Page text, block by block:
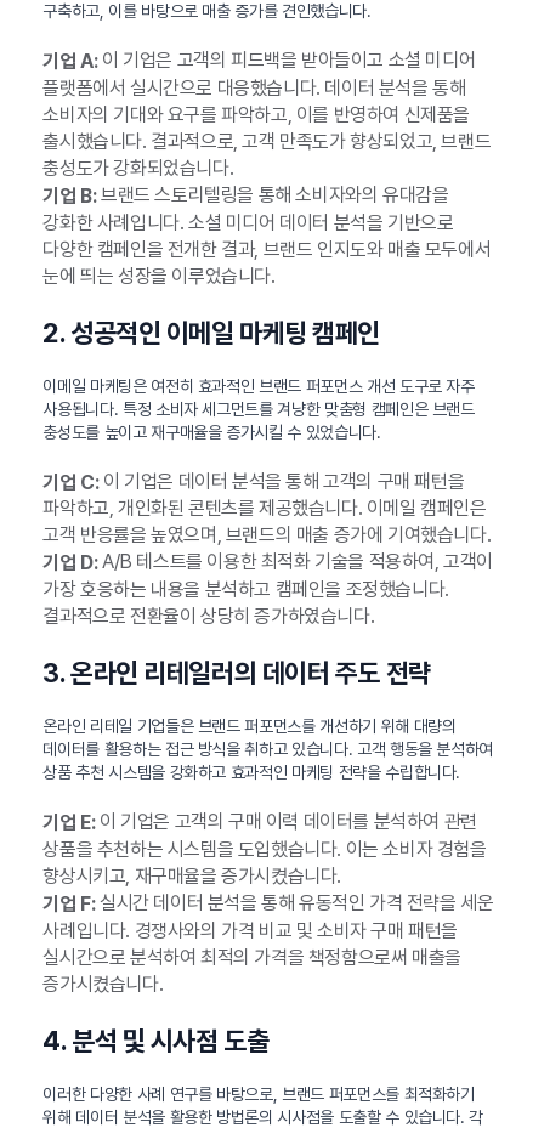
구축하고, 이를 바탕으로 매출 증가를 견인했습니다.
기업 A:이 기업은 고객의 피드백을 받아들이고 소셜 미디어
플랫폼에서 실시간으로 대응했습니다. 데이터 분석을 통해
소비자의 기대와 요구를 파악하고, 이를 반영하여 신제품을
출시했습니다. 결과적으로, 고객 만족도가 향상되었고, 브랜드
충성도가 강화되었습니다.
기업 B:브랜드 스토리텔링을 통해 소비자와의 유대감을
강화한 사례입니다. 소셜 미디어 데이터 분석을 기반으로
다양한 캠페인을 전개한 결과, 브랜드 인지도와 매출 모두에서
눈에 띄는 성장을 이루었습니다.
2. 성공적인 이메일 마케팅 캠페인
이메일 마케팅은 여전히 효과적인 브랜드 퍼포먼스 개선 도구로 자주
사용됩니다. 특정 소비자 세그먼트를 겨냥한 맞춤형 캠페인은 브랜드
충성도를 높이고 재구매율을 증가시킬 수 있었습니다.
기업 C:이 기업은 데이터 분석을 통해 고객의 구매 패턴을
파악하고, 개인화된 콘텐츠를 제공했습니다. 이메일 캠페인은
고객 반응률을 높였으며, 브랜드의 매출 증가에 기여했습니다.
기업 D:A/B 테스트를 이용한 최적화 기술을 적용하여, 고객이
가장 호응하는 내용을 분석하고 캠페인을 조정했습니다.
결과적으로 전환율이 상당히 증가하였습니다.
3. 온라인 리테일러의 데이터 주도 전략
온라인 리테일 기업들은 브랜드 퍼포먼스를 개선하기 위해 대량의
데이터를 활용하는 접근 방식을 취하고 있습니다. 고객 행동을 분석하여
상품 추천 시스템을 강화하고 효과적인 마케팅 전략을 수립합니다.
기업 E:이 기업은 고객의 구매 이력 데이터를 분석하여 관련
상품을 추천하는 시스템을 도입했습니다. 이는 소비자 경험을
향상시키고, 재구매율을 증가시켰습니다.
기업 F:실시간 데이터 분석을 통해 유동적인 가격 전략을 세운
사례입니다. 경쟁사와의 가격 비교 및 소비자 구매 패턴을
실시간으로 분석하여 최적의 가격을 책정함으로써 매출을
증가시켰습니다.
4. 분석 및 시사점 도출
이러한 다양한 사례 연구를 바탕으로, 브랜드 퍼포먼스를 최적화하기
위해 데이터 분석을 활용한 방법론의 시사점을 도출할 수 있습니다. 각